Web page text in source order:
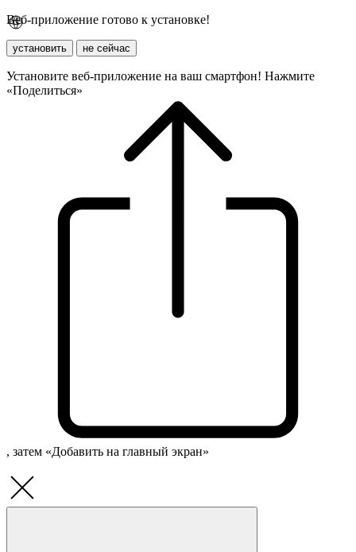
Веб-приложение готово к установке!
установить не сейчас
Установите веб-приложение на ваш смартфон! Нажмите
«Поделиться»
, затем «Добавить на главный экран»